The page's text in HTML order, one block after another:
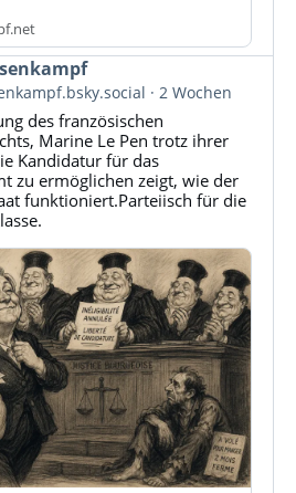
2 Wochen
des französischen
Marine Le Pen trotz ihrer
Kandidatur für das
zu ermöglichen zeigt, wie der
funktioniert.Parteiisch für die